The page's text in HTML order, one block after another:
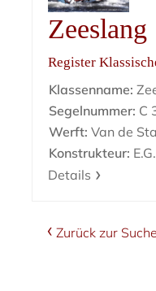
Zeeslang
Register
Klassenname:
Segelnummer: C
Werft: Van de
Konstrukteur:
Details
Zurück zur Suche